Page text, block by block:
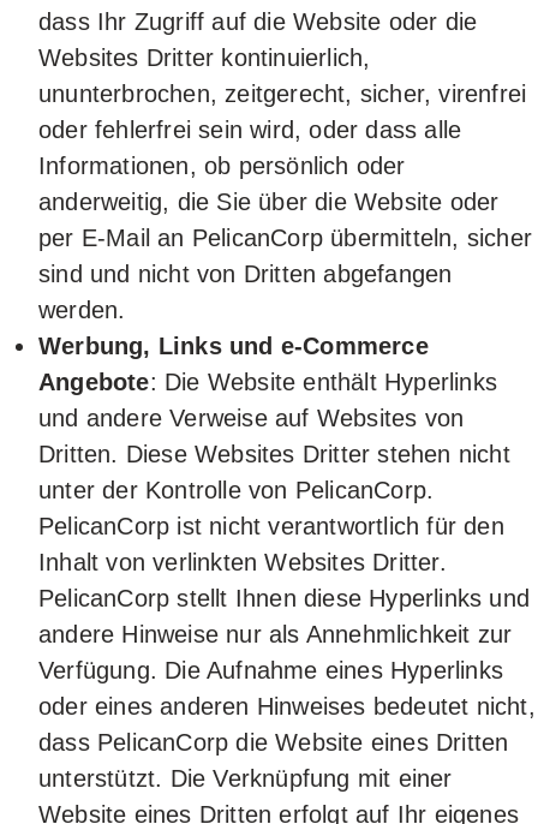
dass Ihr Zugriff auf die Website oder die
Websites Dritter kontinuierlich,
ununterbrochen, zeitgerecht, sicher, virenfrei
oder fehlerfrei sein wird, oder dass alle
Informationen, ob persönlich oder
anderweitig, die Sie über die Website oder
per E-Mail an PelicanCorp übermitteln, sicher
sind und nicht von Dritten abgefangen
werden.
Werbung, Links und e-Commerce
Angebote: Die Website enthält Hyperlinks
und andere Verweise auf Websites von
Dritten. Diese Websites Dritter stehen nicht
unter der Kontrolle von PelicanCorp.
PelicanCorp ist nicht verantwortlich für den
Inhalt von verlinkten Websites Dritter.
PelicanCorp stellt Ihnen diese Hyperlinks und
andere Hinweise nur als Annehmlichkeit zur
Verfügung. Die Aufnahme eines Hyperlinks
oder eines anderen Hinweises bedeutet nicht,
dass PelicanCorp die Website eines Dritten
unterstützt. Die Verknüpfung mit einer
Website eines Dritten erfolgt auf Ihr eigenes